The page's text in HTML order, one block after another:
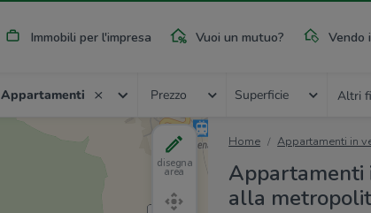
Immobili per l'impresa Vuoi un mutuo? Vendo
Appartamenti Prezzo Superficie Altri
Home Appartamenti in
Appartamenti
alla
disegna
area